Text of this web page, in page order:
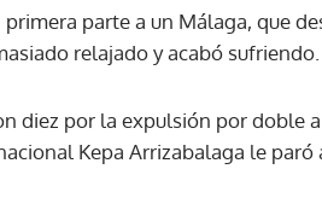
parte a un Málaga, que
relajado y acabó sufriendo.
diez por la expulsión por doble
Kepa Arrizabalaga le paró